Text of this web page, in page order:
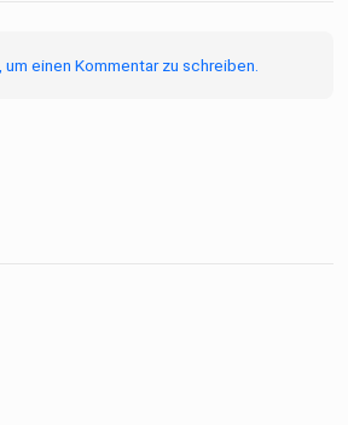
um einen Kommentar zu schreiben.